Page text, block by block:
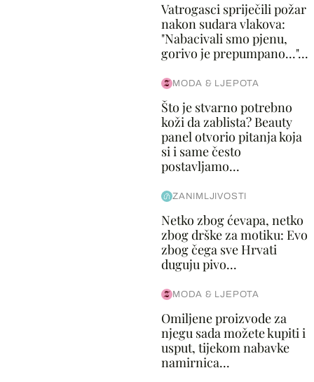
Vatrogasci spriječili požar
nakon sudara vlakova:
"Nabacivali smo pjenu,
gorivo je prepumpano..."...
MODA & LJEPOTA
Što je stvarno potrebno
koži da zablista? Beauty
panel otvorio pitanja koja
si i same često
postavljamo...
ZANIMLJIVOSTI
Netko zbog ćevapa, netko
zbog drške za motiku: Evo
zbog čega sve Hrvati
duguju pivo...
MODA & LJEPOTA
Omiljene proizvode za
njegu sada možete kupiti i
usput, tijekom nabavke
namirnica...